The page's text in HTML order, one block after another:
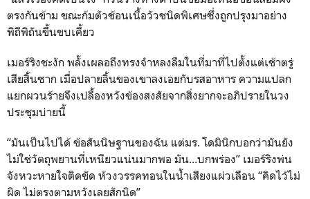
ตรงกันข้าม ขณะก้มตัวช้อนเนื้อวัวชนิดพิเศษซึ่งถูกปรุงมาอย่าง
พิถีพิถันขึ้นขบเคี้ยว
เมอร์ริงชะงัก พลั้งเผลอถึงทรงจำหลงลืมในที่มาที่ไปตั้งแต่เช้าตรู่
เสียสิ้นซาก เมื่อปลายลิ้นของเขาลงเอยกับรสอาหาร ความแปลก
แยกผวนร้ายจึงเปลื้องหวังข้องสงสัยจากสิ่งยากจะอภิปรายในวง
ประชุมบ่ายนี้
“มันเป็นไปได้ ข้อสันนิษฐานของฉัน แต่มร. โดมินิกบอกว่ามันยัง
ไม่ใช่วัตถุพยานที่เหนียวแน่นมากพอ มัน...บกพร่อง” เมอร์ริงพ่น
จังหวะหายใจติดขัด ห้วงวรรคทอนในน้ำเสียงแผ่วเลือน “คิดไว้ไม่
ผิด ไม่ตรงตามหวังเลยสักนิด”